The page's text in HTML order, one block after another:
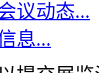
议动态...
息...